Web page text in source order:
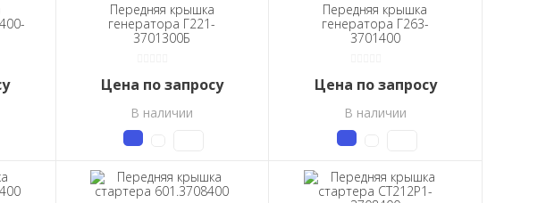
Передняя крышка
генератора Г221-
3701300Б
Цена по запросу
В наличии
Передняя крышка
генератора Г263-
3701400
Цена по запросу
В наличии